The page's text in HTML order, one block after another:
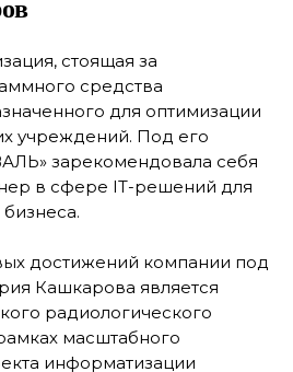
стоящая за
средства
для оптимизации
учреждений. Под его
зарекомендовала себя
в сфере IT-решений для
достижений компании под
Кашкарова является
радиологического
масштабного
информатизации